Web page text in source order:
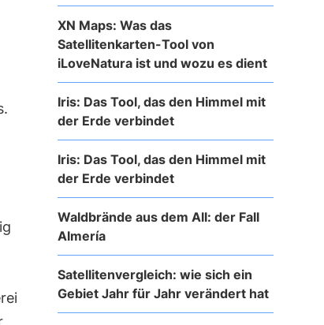
XN Maps: Was das
Satellitenkarten-Tool von
iLoveNatura ist und wozu es dient
Iris: Das Tool, das den Himmel mit
der Erde verbindet
Iris: Das Tool, das den Himmel mit
der Erde verbindet
Waldbrände aus dem All: der Fall
Almería
Satellitenvergleich: wie sich ein
Gebiet Jahr für Jahr verändert hat